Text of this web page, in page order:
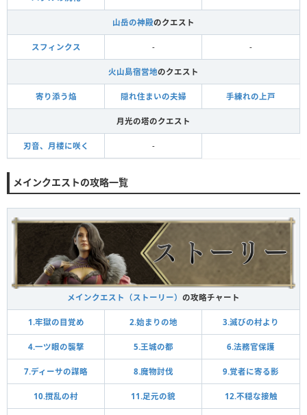
山岳の神殿のクエスト
スフィンクス - -
火山島宿営地のクエスト
寄り添う焔 隠れ住まいの夫婦 手練れの上戸
月光の塔のクエスト
刃音、月楼に咲く -
メインクエストの攻略一覧
メインクエスト（ストーリー） の攻略チャート
1.牢獄の目覚め 2.始まりの地 3.滅びの村より
4.一ツ眼の襲撃 5.王城の都 6.法務官保護
7.ディーサの謀略 8.魔物討伐 9.覚者に寄る影
10.撹乱の村 11.足元の貌 12.不穏な接触